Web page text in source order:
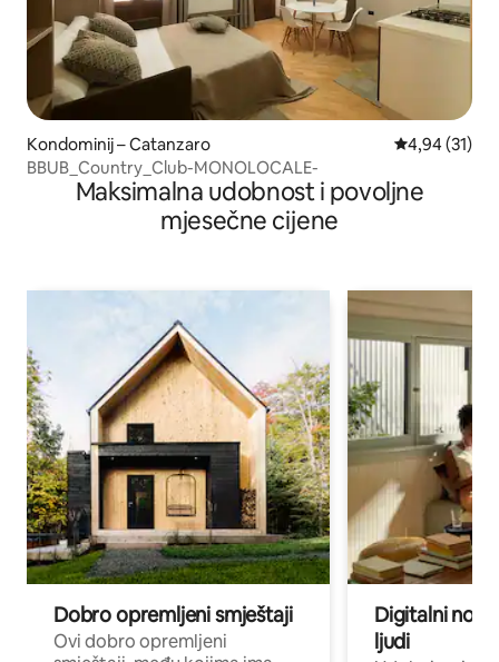
Kondominij – Catanzaro Prosječna
4,94 (31)
BBUB_Country_Club-MONOLOCALE-
Maksimalna udobnost i povoljne
mjesečne cijene
Dobro opremljeni smještaji
Ovi dobro opremljeni
Digitalni
ljudi